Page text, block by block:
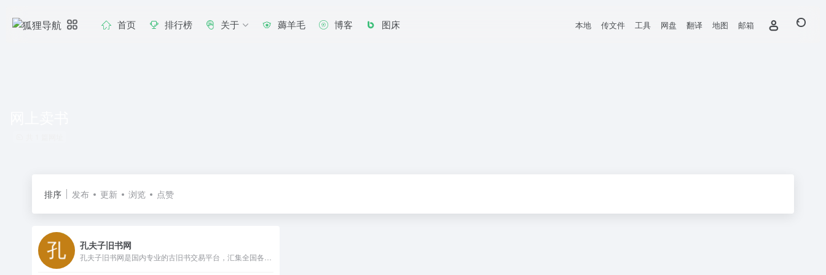
首页 排行榜 关于 薅羊毛 博客 图床 本地 传文件 工具 网盘 翻译 地图 邮箱
排序 发布 更新 浏览 点赞
孔夫子旧书网